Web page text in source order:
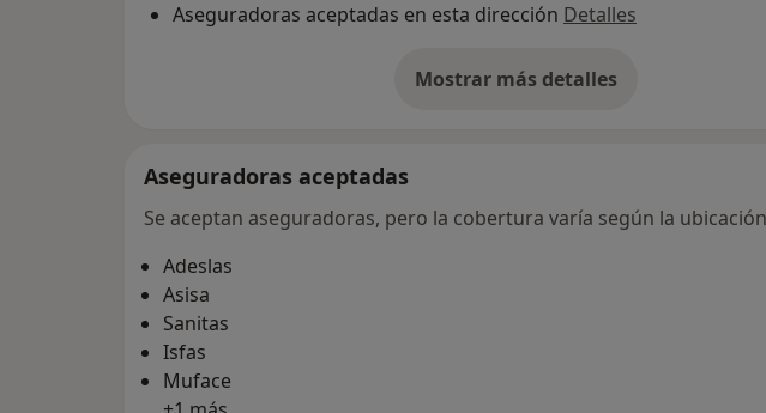
Aseguradoras aceptadas en esta dirección Detalles
Mostrar más detalles
sobre la dirección
Aseguradoras aceptadas
Se aceptan aseguradoras, pero la cobertura varía según la
Adeslas
Asisa
Sanitas
Isfas
Muface